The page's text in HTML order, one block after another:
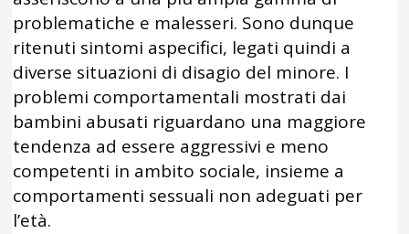
problematiche e malesseri. Sono dunque
ritenuti sintomi aspecifici, legati quindi a
diverse situazioni di disagio del minore. I
problemi comportamentali mostrati dai
bambini abusati riguardano una maggiore
tendenza ad essere aggressivi e meno
competenti in ambito sociale, insieme a
comportamenti sessuali non adeguati per
l’età.